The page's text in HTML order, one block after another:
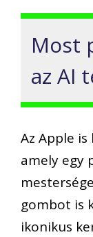
Most
az AI
Az Apple
amely egy
gombot is
ikonikus